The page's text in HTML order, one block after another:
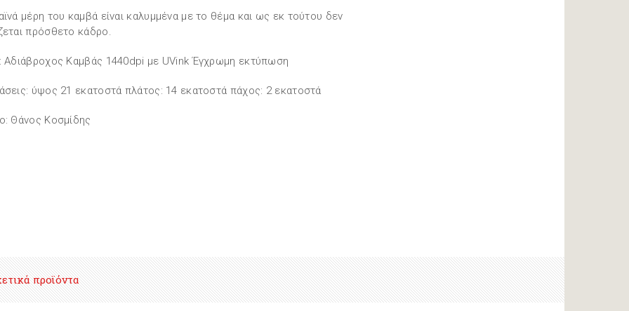
μέρη του καμβά είναι καλυμμένα με το θέμα και ως εκ τούτου δεν
πρόσθετο κάδρο.
Αδιάβροχος Καμβάς 1440dpi με UVink Έγχρωμη εκτύπωση
ύψος 21 εκατοστά πλάτος: 14 εκατοστά πάχος: 2 εκατοστά
Θάνος Κοσμίδης
προϊόντα